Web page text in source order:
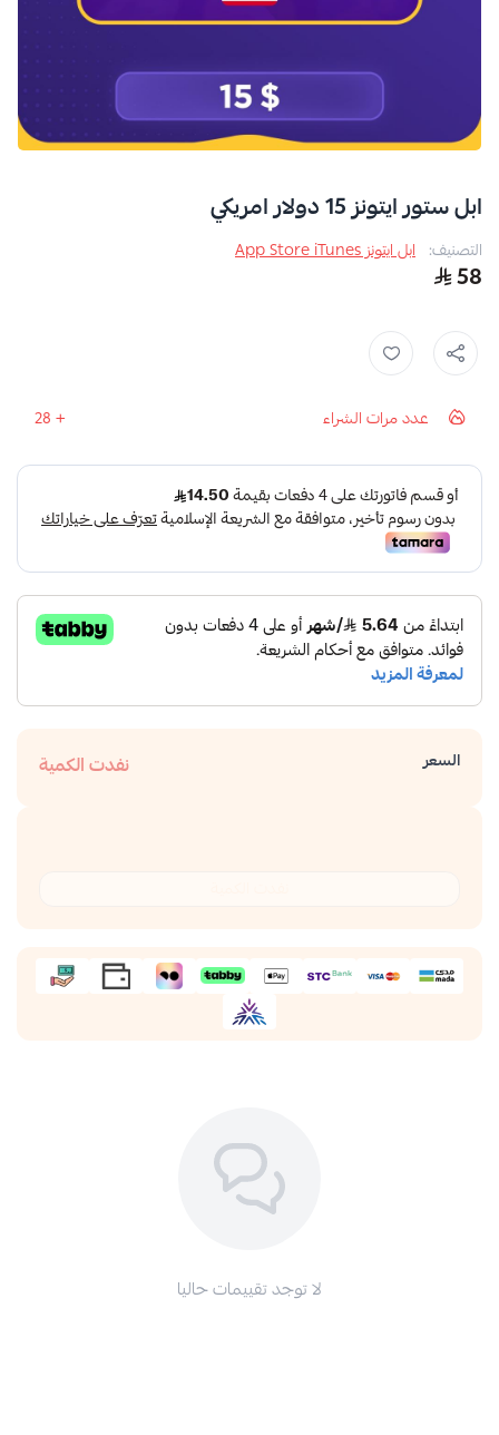
ابل ستور ايتونز 15 دولار امريكي
التصنيف: ابل ايتونز App Store iTunes
58
عدد مرات الشراء 28
السعر نفدت الكمية
لا توجد تقييمات حاليا